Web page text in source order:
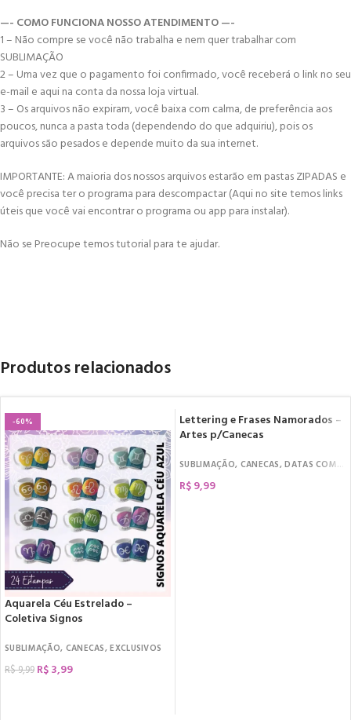
—- COMO FUNCIONA NOSSO ATENDIMENTO —-
1 – Não compre se você não trabalha e nem quer trabalhar com
SUBLIMAÇÃO
2 – Uma vez que o pagamento foi confirmado, você receberá o link no seu
e-mail e aqui na conta da nossa loja virtual.
3 – Os arquivos não expiram, você baixa com calma, de preferência aos
poucos, nunca a pasta toda (dependendo do que adquiriu), pois os
arquivos são pesados e depende muito da sua internet.
IMPORTANTE: A maioria dos nossos arquivos estarão em pastas ZIPADAS e
você precisa ter o programa para descompactar (Aqui no site temos links
úteis que você vai encontrar o programa ou app para instalar).
Não se Preocupe temos tutorial para te ajudar.
Produtos relacionados
-60%
Aquarela Céu Estrelado –
Coletiva Signos
SUBLIMAÇÃO, CANECAS,EXCLUSIVOS
R$9,99 R$3,99
Lettering e Frases Namorados –
Artes p/Canecas
SUBLIMAÇÃO, CANECAS,DATAS COMEMORATIVAS
R$9,99